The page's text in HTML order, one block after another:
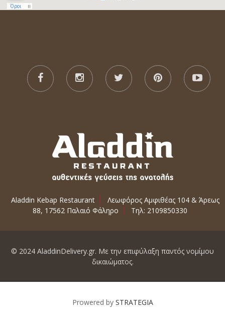
Aladdin Kebap Restaurant
Λεωφόρος Αμφιθέας 104 & Άρεως
88, 17562 Παλαιό Φάληρο
Τηλ: 2109850330
© 2024 AladdinDelivery.gr. Με την επιφύλαξη παντός νομίμου
δικαιώματος.
Prowered by STRATEGIA